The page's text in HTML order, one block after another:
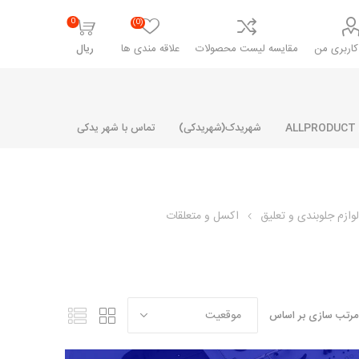
من مقایسه لیست محصولات علاقه مندی ها
(0)
0
ریال
مشترک رنو و ال 90
تخصصی ال 90
تخصصی ال 90 ( وانت )
شهریدک(شهریدکی) تماس با شهر یدکی
لوازم جلوبندی و تعلیق اکسل و متعلقات
مرتب سازی بر اساس